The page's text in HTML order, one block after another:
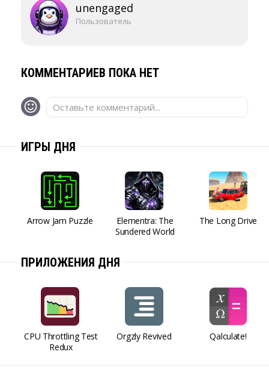
unengaged
Пользователь
КОММЕНТАРИЕВ ПОКА НЕТ
Оставьте комментарий...
ИГРЫ ДНЯ
Arrow Jam Puzzle
Elementra: The
Sundered World
The Long Drive
ПРИЛОЖЕНИЯ ДНЯ
CPU Throttling Test
Redux
Orgzly Revived Qalculate!